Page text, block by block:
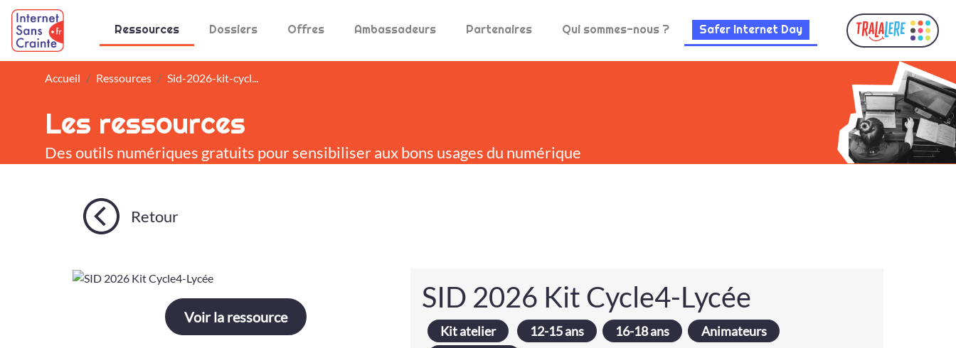
Panneau de gestion des cookies
Ressources Dossiers Offres Ambassadeurs Partenaires Qui sommes-nous ? Safer Internet Day
Accueil Ressources Sid-2026-kit-cycl...
Les ressources
Des outils numériques gratuits pour sensibiliser aux bons usages du numérique
Retour
Voir la ressource
SID 2026 Kit Cycle4-Lycée
Kit atelier 12-15 ans 16-18 ans
Animateurs